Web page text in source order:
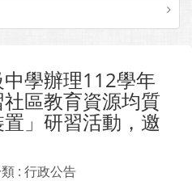
學辦理112學年
區教育資源均質
」研習活動，邀
: 行政公告